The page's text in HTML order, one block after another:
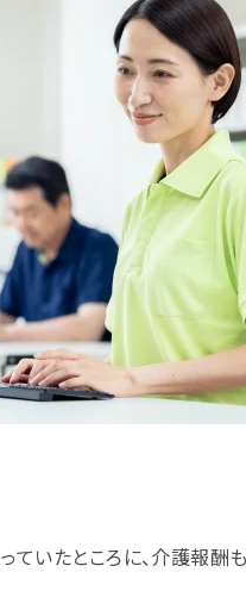
いたところに、介護報酬